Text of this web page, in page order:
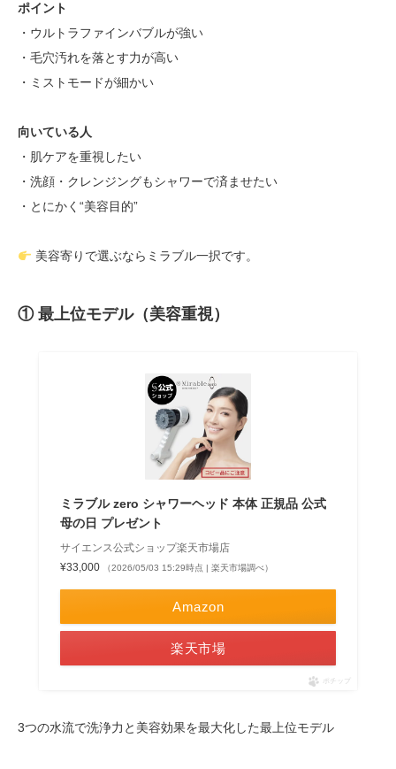
ポイント
・ウルトラファインバブルが強い
・毛穴汚れを落とす力が高い
・ミストモードが細かい
向いている人
・肌ケアを重視したい
・洗顔・クレンジングもシャワーで済ませたい
・とにかく“美容目的”
美容寄りで選ぶならミラブル一択です。
① 最上位モデル（美容重視）
ミラブル zero シャワーヘッド 本体 正規品 公式
母の日 プレゼント
サイエンス公式ショップ楽天市場店
¥33,000
（2026/05/03 15:29時点 | 楽天市場調べ）
Amazon
楽天市場
ポチップ
3つの水流で洗浄力と美容効果を最大化した最上位モデル